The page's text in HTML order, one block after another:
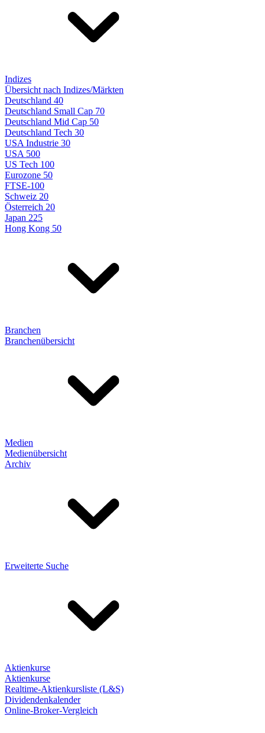
Indizes
Übersicht nach Indizes/Märkten
Deutschland 40
Deutschland Small Cap 70
Deutschland Mid Cap 50
Deutschland Tech 30
USA Industrie 30
USA 500
US Tech 100
Eurozone 50
FTSE-100
Schweiz 20
Österreich 20
Japan 225
Hong Kong 50
Branchen
Branchenübersicht
Medien
Medienübersicht
Archiv
Erweiterte Suche
Aktienkurse
Aktienkurse
Realtime-Aktienkursliste (L&S)
Dividendenkalender
Online-Broker-Vergleich